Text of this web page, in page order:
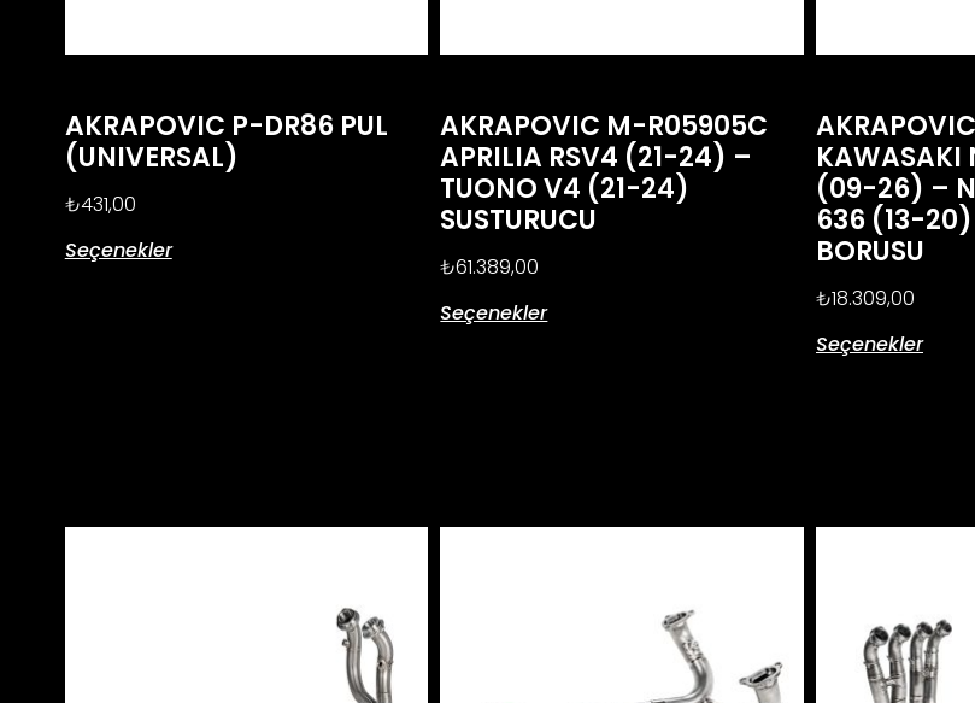
AKRAPOVIC P-DR86 PUL
(UNIVERSAL)
₺431,00
Seçenekler
AKRAPOVIC M-R05905C
APRILIA RSV4 (21-24) –
TUONO V4 (21-24)
SUSTURUCU
₺61.389,00
Seçenekler
KAWASAKI
(09-26) –
636 (13-20)
BORUSU
₺18.309,00
Seçenekler